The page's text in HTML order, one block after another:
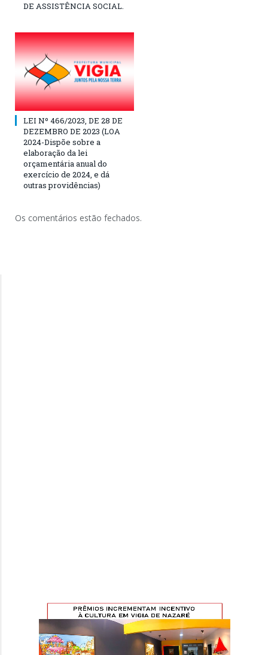
DE ASSISTÊNCIA SOCIAL.
LEI Nº 466/2023, DE 28 DE
DEZEMBRO DE 2023 (LOA
2024-Dispõe sobre a
elaboração da lei
orçamentária anual do
exercício de 2024, e dá
outras providências)
Os comentários estão fechados.